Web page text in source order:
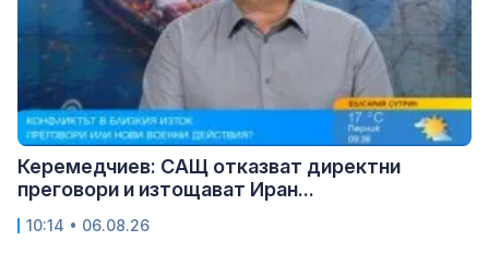
Керемедчиев: САЩ отказват директни
преговори и изтощават Иран...
10:14 • 06.08.26